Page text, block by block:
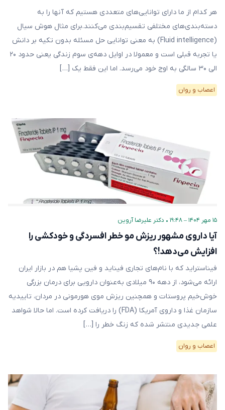
هر کدام از ما دارای توانایی‌های متعددی هستیم که آنها را به
دسته‌بندی‌های مختلفی تقسیم‌بندی می‌کنند.برای مثال هوش سیال
(Fluid intelligence) به معنی توانایی حل مسئله بدون تکیه بر دانش
یا تجربه قبلی است و معمولا در اوایل دهه‌ی سوم زندگی یعنی حدود ۲۰
الی ۳۰ سالگی به اوج خود می‌رسد. اما این فقط یک […]
اعصاب و روان
۱۵ مهر ۱۴۰۴ – ۱۹:۴۸ • دکتر علیرضا آروین
آیا داروی مشهور ریزش مو خطر افسردگی و خودکشی را
افزایش می‌دهد!؟
فیناستراید که با نام‌های تجاری فیناید و فین پشیا هم در بازار ایران
ارائه می‌شود، از دهه ۹۰ میلادی به‌عنوان دارویی برای درمان بزرگی
خوش‌خیم پروستات و همچنین ریزش موی هورمونی در مردان، تاییدیه
سازمان غذا و داروی آمریکا (FDA) را دریافت کرده است. اما حالا شواهد
علمی جدیدی منتشر شده که زنگ خطر را […]
اعصاب و روان